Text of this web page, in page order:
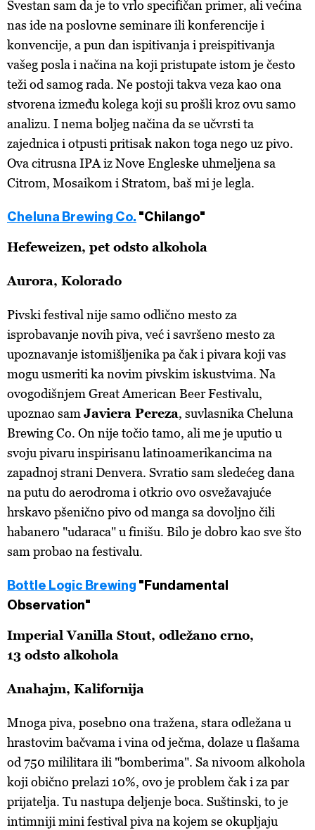
Svestan sam da je to vrlo specifičan primer, ali većina
nas ide na poslovne seminare ili konferencije i
konvencije, a pun dan ispitivanja i preispitivanja
vašeg posla i načina na koji pristupate istom je često
teži od samog rada. Ne postoji takva veza kao ona
stvorena između kolega koji su prošli kroz ovu samo
analizu. I nema boljeg načina da se učvrsti ta
zajednica i otpusti pritisak nakon toga nego uz pivo.
Ova citrusna IPA iz Nove Engleske uhmeljena sa
Citrom, Mosaikom i Stratom, baš mi je legla.
Cheluna Brewing Co. "Chilango"
Hefeweizen, pet odsto alkohola
Aurora, Kolorado
Pivski festival nije samo odlično mesto za
isprobavanje novih piva, već i savršeno mesto za
upoznavanje istomišljenika pa čak i pivara koji vas
mogu usmeriti ka novim pivskim iskustvima. Na
ovogodišnjem Great American Beer Festivalu,
upoznao samJaviera Pereza, suvlasnika Cheluna
Brewing Co. On nije točio tamo, ali me je uputio u
svoju pivaru inspirisanu latinoamerikancima na
zapadnoj strani Denvera. Svratio sam sledećeg dana
na putu do aerodroma i otkrio ovo osvežavajuće
hrskavo pšenično pivo od manga sa dovoljno čili
habanero "udaraca" u finišu. Bilo je dobro kao sve što
sam probao na festivalu.
Bottle Logic Brewing "Fundamental
Observation"
Imperial Vanilla Stout, odležano crno,
13 odsto alkohola
Anahajm, Kalifornija
Mnoga piva, posebno ona tražena, stara odležana u
hrastovim bačvama i vina od ječma, dolaze u flašama
od 750 mililitara ili "bomberima". Sa nivoom alkohola
koji obično prelazi 10%, ovo je problem čak i za par
prijatelja. Tu nastupa deljenje boca. Suštinski, to je
intimniji mini festival piva na kojem se okupljaju